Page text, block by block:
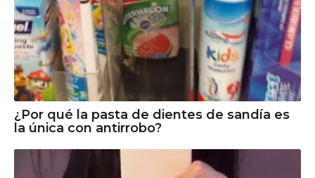
¿Por qué la pasta de dientes de sandía es
la única con antirrobo?